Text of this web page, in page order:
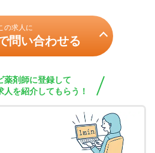
の求人に
問い合わせる
薬剤師に登録して
人を紹介してもらう！